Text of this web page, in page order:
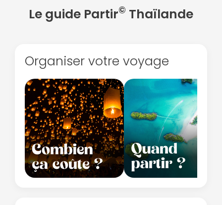
Le guide Partir© Thaïlande
Organiser votre voyage